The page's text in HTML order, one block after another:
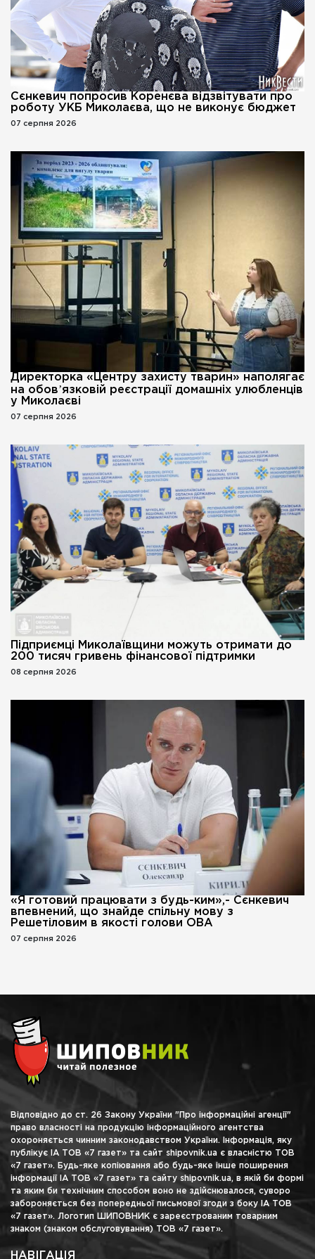
Сєнкевич попросив Коренєва відзвітувати про
роботу УКБ Миколаєва, що не виконує бюджет
07 серпня 2026
Директорка «Центру захисту тварин» наполягає
на обовʼязковій реєстрації домашніх улюбленців
у Миколаєві
07 серпня 2026
Підприємці Миколаївщини можуть отримати до
200 тисяч гривень фінансової підтримки
08 серпня 2026
«Я готовий працювати з будь-ким»,- Сєнкевич
впевнений, що знайде спільну мову з
Решетіловим в якості голови ОВА
07 серпня 2026
Відповідно до ст. 26 Закону України "Про інформаційні агенції"
право власності на продукцію інформаційного агентства
охороняється чинним законодавством України. Інформація, яку
публікує ІА ТОВ «7 газет» та сайт shipovnik.ua є власністю ТОВ
«7 газет». Будь-яке копіювання або будь-яке інше поширення
інформації ІА ТОВ «7 газет» та сайту shipovnik.ua, в якій би формі
та яким би технічним способом воно не здійснювалося, суворо
забороняється без попередньої письмової згоди з боку ІА ТОВ
«7 газет». Логотип ШИПОВНИК є зареєстрованим товарним
знаком (знаком обслуговування) ТОВ «7 газет».
НАВІГАЦІЯ